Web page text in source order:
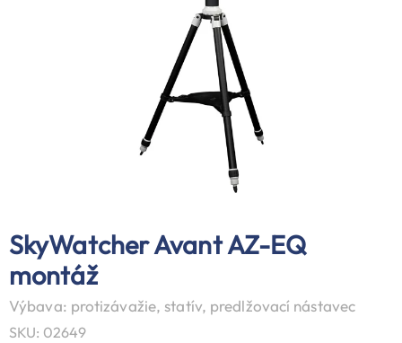
SkyWatcher Avant AZ-EQ
montáž
Výbava: protizávažie, statív, predlžovací nástavec
SKU: 02649